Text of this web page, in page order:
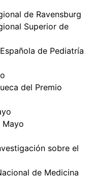
de Ravensburg
Superior de
de Pediatría
del Premio
Mayo
sobre el
de Medicina